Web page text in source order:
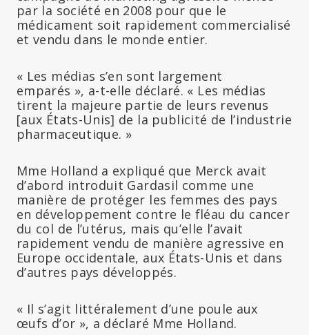
par la société en 2008 pour que le
médicament soit rapidement commercialisé
et vendu dans le monde entier.
« Les médias s’en sont largement
emparés », a-t-elle déclaré. « Les médias
tirent la majeure partie de leurs revenus
[aux États-Unis] de la publicité de l’industrie
pharmaceutique. »
Mme Holland a expliqué que Merck avait
d’abord introduit Gardasil comme une
manière de protéger les femmes des pays
en développement contre le fléau du cancer
du col de l’utérus, mais qu’elle l’avait
rapidement vendu de manière agressive en
Europe occidentale, aux États-Unis et dans
d’autres pays développés.
« Il s’agit littéralement d’une poule aux
œufs d’or », a déclaré Mme Holland.